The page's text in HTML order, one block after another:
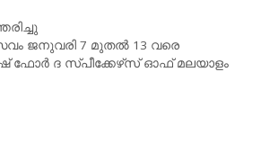
ജനുവരി 7 മുതല്‍ 13 വരെ
ഫോര്‍ ദ സ്പീക്കേഴ്‌സ് ഓഫ് മലയാളം